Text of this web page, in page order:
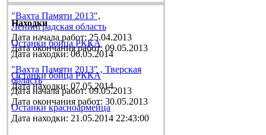
"Вахта Памяти 2013",
Ленинградская область
Дата начала работ: 25.04.2013
Дата окончания работ: 09.05.2013
"Вахта Памяти 2013" , Тверская
область
Дата начала работ: 09.05.2013
Дата окончания работ: 30.05.2013
Находки
Останки бойца РККА
Дата находки: 06.05.2014
Останки бойца РККА
Дата находки: 07.05.2014
Останки красноармейца
Дата находки: 21.05.2014 22:43:00